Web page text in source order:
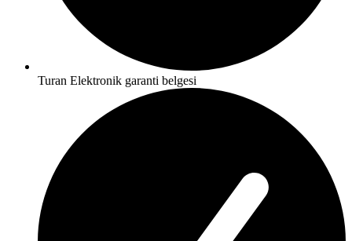
Turan Elektronik garanti belgesi